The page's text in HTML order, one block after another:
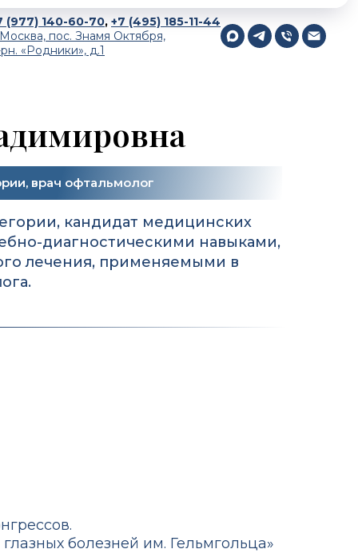
(977) 140-60-70, +7 (495) 185-11-44
Москва, пос. Знамя Октября,
«Родники», д.1
врач офтальмолог
кандидат медицинских
диагностическими навыками,
лечения, применяемыми в
болезней им. Гельмгольца»